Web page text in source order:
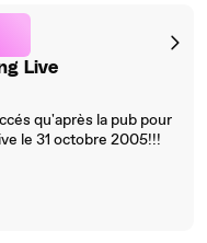
Live
qu'après la pub pour
le 31 octobre 2005!!!